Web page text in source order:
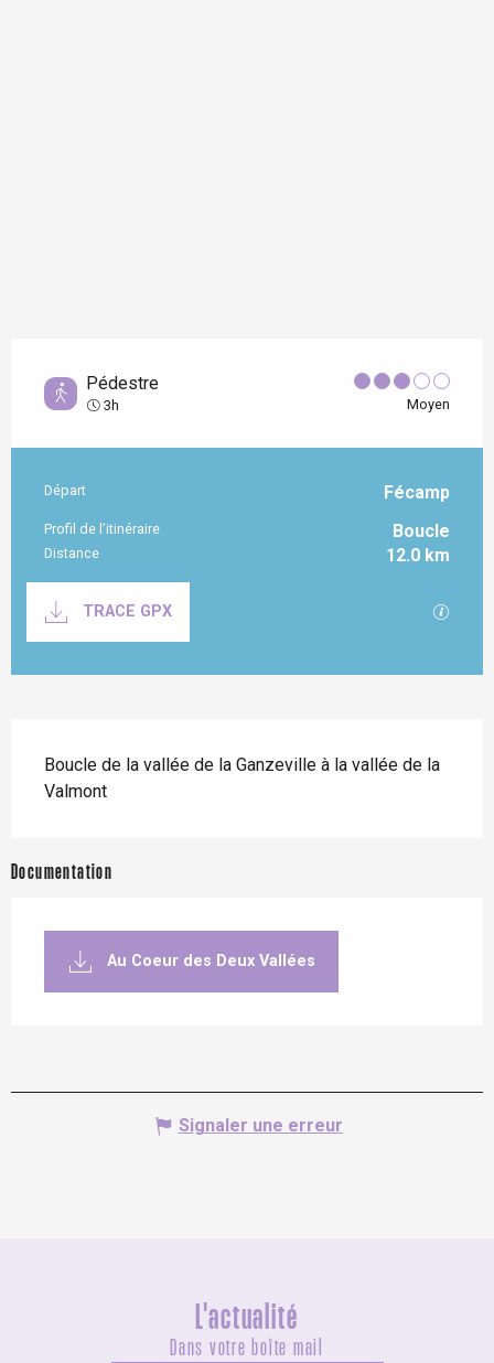
Pédestre
3h Moyen
Informations pratiques
Départ Fécamp
Profil de l’itinéraire Boucle
Distance 12.0 km
TRACE GPX
Boucle de la vallée de la Ganzeville à la vallée de la
Valmont
Documentation
Au Coeur des Deux Vallées
Signaler une erreur
L'actualité
Dans votre boîte mail